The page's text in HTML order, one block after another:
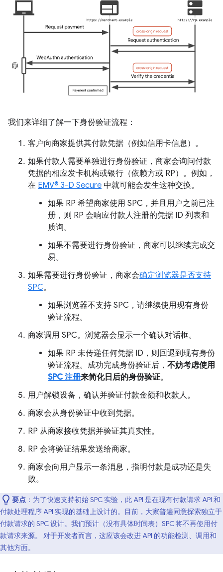
我们来详细了解一下身份验证流程：
客户向商家提供其付款凭据（例如信用卡信息）。
如果付款人需要单独进行身份验证，商家会询问付款
凭据的相应发卡机构或银行（依赖方或 RP）。例如，
在 EMV® 3-D Secure 中就可能会发生这种交换。
如果 RP 希望商家使用 SPC，并且用户之前已注
册，则 RP 会响应付款人注册的凭据 ID 列表和
质询。
如果不需要进行身份验证，商家可以继续完成交
易。
如果需要进行身份验证，商家会确定浏览器是否支持
SPC。
如果浏览器不支持 SPC，请继续使用现有身份
验证流程。
商家调用 SPC。浏览器会显示一个确认对话框。
如果 RP 未传递任何凭据 ID，则回退到现有身份
验证流程。成功完成身份验证后， 不妨考虑使用
SPC 注册来简化日后的身份验证。
用户解锁设备，确认并验证付款金额和收款人。
商家会从身份验证中收到凭据。
RP 从商家接收凭据并验证其真实性。
RP 会将验证结果发送给商家。
商家会向用户显示一条消息，指明付款是成功还是失
败。
要点 ：为了快速支持初始 SPC 实验，此 API 是在现有付款请求 API 和
付款处理程序 API 实现的基础上设计的。目前，大家普遍同意探索独立于
付款请求的 SPC 设计。我们预计（没有具体时间表）SPC 将不再使用付
款请求来源。 对于开发者而言，这应该会改进 API 的功能检测、调用和
其他方面。